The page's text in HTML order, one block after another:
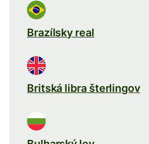
Brazílsky real
Britská libra šterlingov